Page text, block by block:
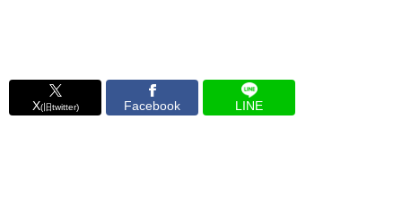
X(旧twitter) Facebook LINE